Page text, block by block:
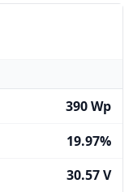
390 Wp
19.97%
30.57 V